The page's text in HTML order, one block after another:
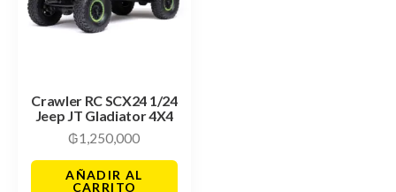
Crawler RC SCX24 1/24
Jeep JT Gladiator 4X4
₲1,250,000
AÑADIR AL
CARRITO